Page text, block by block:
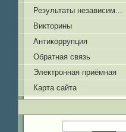
Результаты независим...
Викторины
Антикоррупция
Обратная связь
Электронная приёмная
Карта сайта